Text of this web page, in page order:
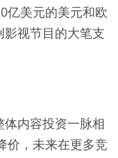
亿美元的美元和欧
视节目的大笔支
内容投资一脉相
价，未来在更多竞